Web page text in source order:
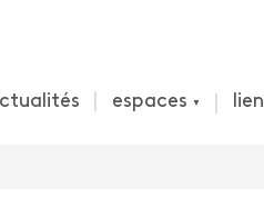
espaces